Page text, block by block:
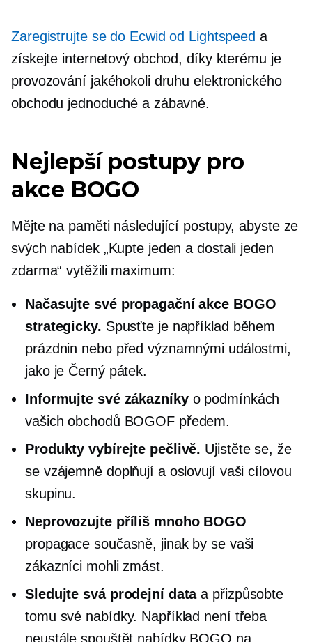
Zaregistrujte se do Ecwid od Lightspeed a
získejte internetový obchod, díky kterému je
provozování jakéhokoli druhu elektronického
obchodu jednoduché a zábavné.
Nejlepší postupy pro
akce BOGO
Mějte na paměti následující postupy, abyste ze
svých nabídek „Kupte jeden a dostali jeden
zdarma“ vytěžili maximum:
Načasujte své propagační akce BOGO
strategicky. Spusťte je například během
prázdnin nebo před významnými událostmi,
jako je Černý pátek.
Informujte své zákazníkyo podmínkách
vašich obchodů BOGOF předem.
Produkty vybírejte pečlivě. Ujistěte se, že
se vzájemně doplňují a oslovují vaši cílovou
skupinu.
Neprovozujte příliš mnoho BOGO
propagace současně, jinak by se vaši
zákazníci mohli zmást.
Sledujte svá prodejní dataa přizpůsobte
tomu své nabídky. Například není třeba
neustále spouštět nabídky BOGO na